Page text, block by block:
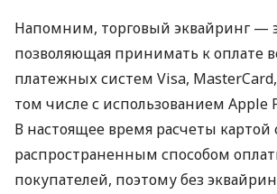
Напомним, торговый эквайринг —
позволяющая принимать к оплате
платежных систем Visa, MasterCard,
том числе с использованием Apple
В настоящее время расчеты картой
распространенным способом
покупателей, поэтому без